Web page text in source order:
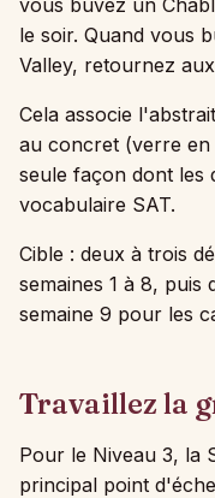
vous buvez un
le soir. Quand vous
Valley, retournez
Cela associe
au concret (verre
seule façon dont les
vocabulaire SAT.
Cible : deux à trois
semaines 1 à 8, puis
semaine 9 pour les
Travaillez la
Pour le Niveau 3, la
principal point